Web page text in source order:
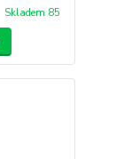
Skladem 85